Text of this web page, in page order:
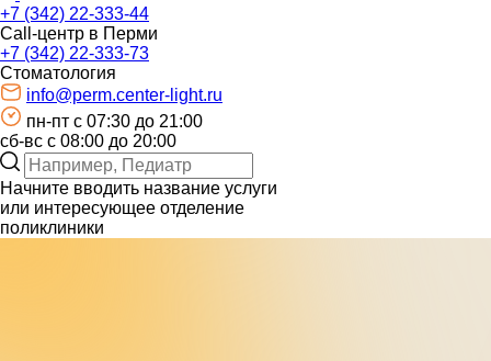
+7 (342) 22-333-44
Call-центр в Перми
+7 (342) 22-333-73
Стоматология
info@perm.center-light.ru
пн-пт c 07:30 до 21:00
сб-вс с 08:00 до 20:00
Начните вводить название услуги
или интересующее отделение
поликлиники